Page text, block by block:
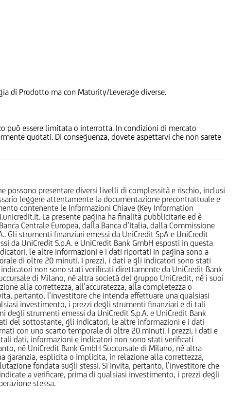
di Prodotto ma con Maturity/Leverage diverse.
può essere limitata o interrotta. In condizioni di mercato
quotati. Di conseguenza, dovete aspettarvi che non sarete
possono presentare diversi livelli di complessità e rischio, inclusi
leggere attentamente la documentazione precontrattuale e
contenente le Informazioni Chiave (Key Information
La presente pagina ha finalità pubblicitarie ed è
Centrale Europea, dalla Banca d’Italia, dalla Commissione
Gli strumenti finanziari emessi da UniCredit SpA e UniCredit
da UniCredit S.p.A. e UniCredit Bank GmbH esposti in questa
le altre informazioni e i dati riportati in pagina sono a
di oltre 20 minuti. I prezzi, i dati e gli indicatori sono stati
non sono stati verificati direttamente da UniCredit Bank
di Milano, né altra società del gruppo UniCredit, né i suoi
alla correttezza, all’accuratezza, alla completezza o
pertanto, l’investitore che intenda effettuare una qualsiasi
investimento, i prezzi degli strumenti finanziari e di tali
strumenti emessi da UniCredit S.p.A. e UniCredit Bank
del sottostante, gli indicatori, le altre informazioni e i dati
con uno scarto temporale di oltre 20 minuti. I prezzi, i dati e
dati, informazioni e indicatori non sono stati verificati
né UniCredit Bank GmbH Succursale di Milano, né altra
garanzia, esplicita o implicita, in relazione alla correttezza,
fondata sugli stessi. Si invita, pertanto, l’investitore che
a verificare, prima di qualsiasi investimento, i prezzi degli
stessa.